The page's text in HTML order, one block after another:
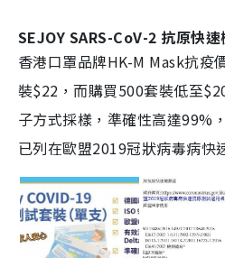
SEJOY SARS-CoV-2 抗原快速
香港口罩品牌HK-M Mask抗疫
裝$22，而購買500套裝低至
子方式採樣，準確性高達99%
已列在歐盟2019冠狀病毒病快